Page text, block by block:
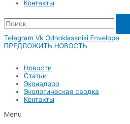
Контакты
Telegram Vk Odnoklassniki Envelope
ПРЕДЛОЖИТЬ НОВОСТЬ
Новости
Статьи
Эконадзор
Экологическая сводка
Контакты
Menu